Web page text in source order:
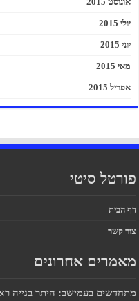
יולי 2015
יוני 2015
מאי 2015
אפריל 2015
פורטל סיטי
דף הבית
צור קשר
מאמרים אחרונים
מתחדשים בעמישב: היתר בנייה